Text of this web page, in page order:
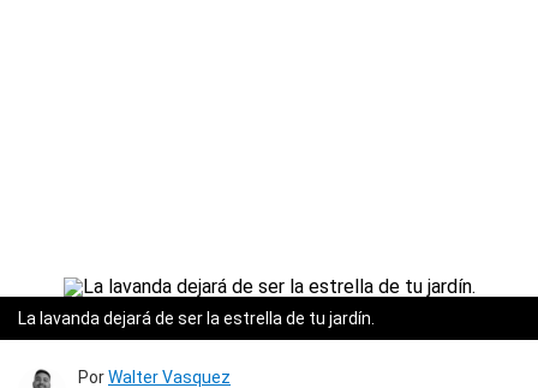
La lavanda dejará de ser la estrella de tu jardín.
PorWalter Vasquez